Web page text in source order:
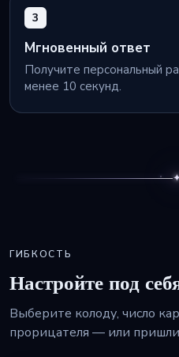
3
Мгновенный ответ
Получите персональный
менее 10 секунд.
ГИБКОСТЬ
Настройте под
Выберите колоду, число
прорицателя — или